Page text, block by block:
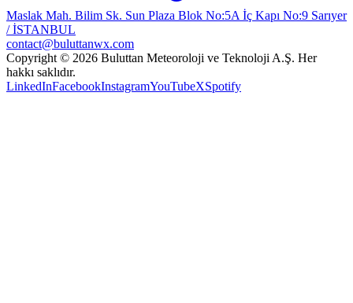
Maslak Mah. Bilim Sk. Sun Plaza Blok No:5A İç Kapı No:9 Sarıyer
/ İSTANBUL
contact@buluttanwx.com
Copyright © 2026 Buluttan Meteoroloji ve Teknoloji A.Ş. Her
hakkı saklıdır.
LinkedInFacebookInstagramYouTubeXSpotify